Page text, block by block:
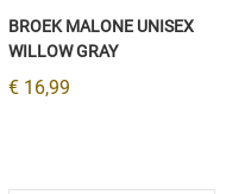
BROEK MALONE UNISEX
WILLOW GRAY
€ 16,99